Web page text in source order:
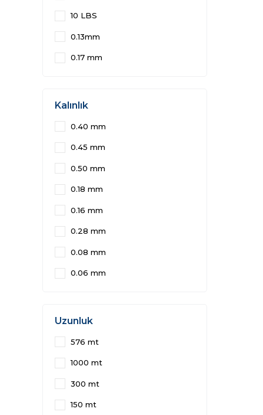
10 LBS
0.13mm
0.17 mm
Kalınlık
0.40 mm
0.45 mm
0.50 mm
0.18 mm
0.16 mm
0.28 mm
0.08 mm
0.06 mm
Uzunluk
576 mt
1000 mt
300 mt
150 mt